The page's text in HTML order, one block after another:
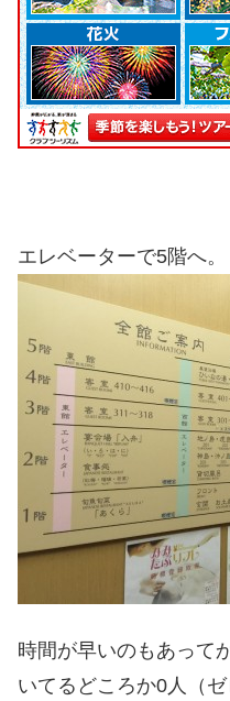
エレベーターで5階へ。
時間が早いのもあって
いてるどころか0人（ゼ